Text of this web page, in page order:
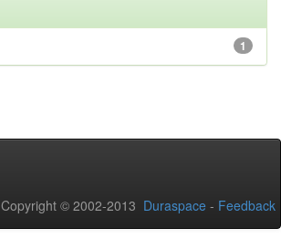
1
Copyright © 2002-2013 Duraspace - Feedback